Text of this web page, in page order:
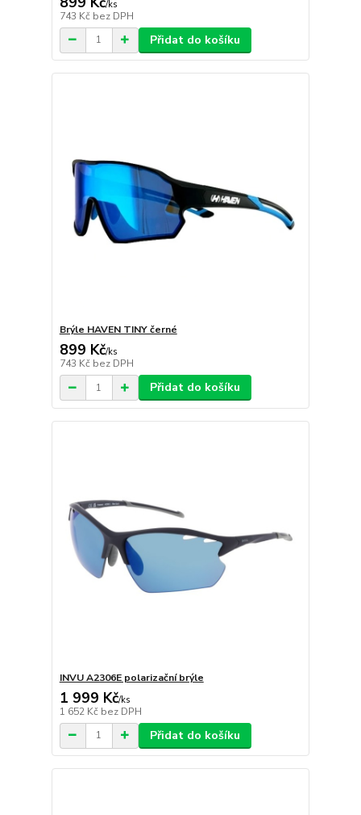
/ks
743 Kč bez DPH
Přidat do košíku
Brýle HAVEN TINY černé
899 Kč/ks
743 Kč bez DPH
Přidat do košíku
INVU A2306E polarizační brýle
1 999 Kč/ks
1 652 Kč bez DPH
Přidat do košíku